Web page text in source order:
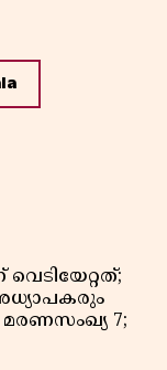
മരണസംഖ്യ 7;